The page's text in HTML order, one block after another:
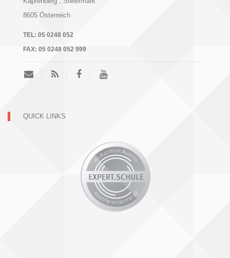
8605 Österreich
TEL: 05 0248 052
FAX: 05 0248 052 999
QUICK LINKS